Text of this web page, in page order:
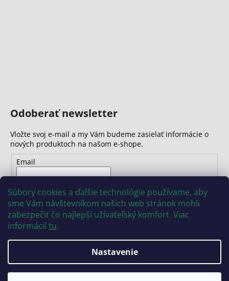
Súbory cookies a ďalšie technológie používame, aby
sme Vám návštevníkom našich web stránok mohli
zabezpečiť čo najlepší užívateľský komfort. Viac
informáciítu.
Nastavenie
Odoberať newsletter
Vložte svoj e-mail a my Vám budeme zasielať informácie o
nových produktoch na našom e-shope.
Email
osobných údajov
PRIHLÁSIŤ SA
Copyright 2026INSIZE. Všetky práva vyhradené.Upraviť